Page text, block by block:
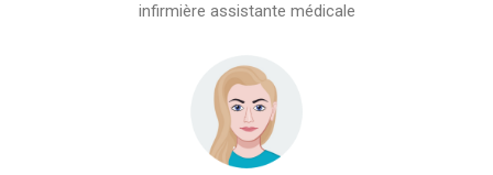
infirmière assistante médicale